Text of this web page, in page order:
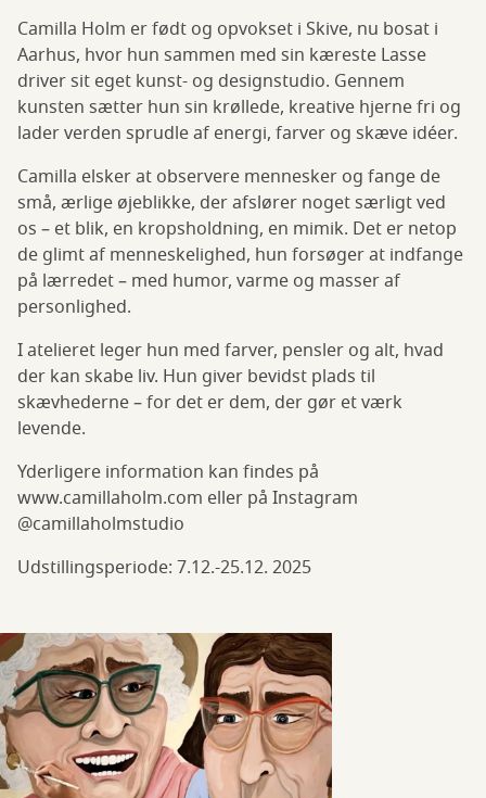
Camilla Holm er født og opvokset i Skive, nu bosat i
Aarhus, hvor hun sammen med sin kæreste Lasse
driver sit eget kunst- og designstudio. Gennem
kunsten sætter hun sin krøllede, kreative hjerne fri og
lader verden sprudle af energi, farver og skæve idéer.
Camilla elsker at observere mennesker og fange de
små, ærlige øjeblikke, der afslører noget særligt ved
os – et blik, en kropsholdning, en mimik. Det er netop
de glimt af menneskelighed, hun forsøger at indfange
på lærredet – med humor, varme og masser af
personlighed.
I atelieret leger hun med farver, pensler og alt, hvad
der kan skabe liv. Hun giver bevidst plads til
skævhederne – for det er dem, der gør et værk
levende.
Yderligere information kan findes på
www.camillaholm.com eller på Instagram
@camillaholmstudio
Udstillingsperiode: 7.12.-25.12. 2025